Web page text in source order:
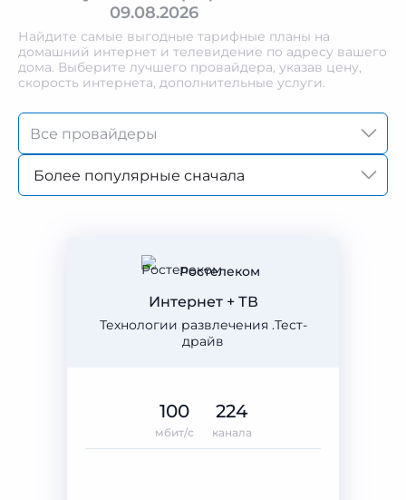
09.08.2026
Найдите самые выгодные тарифные планы на
домашний интернет и телевидение по адресу вашего
дома. Выберите лучшего провайдера, указав цену,
скорость интернета, дополнительные услуги.
Более популярные сначала
Ростелеком
Технологии развлечения .Тест-
драйв
Интернет + ТВ
100
мбит/с
224
канала